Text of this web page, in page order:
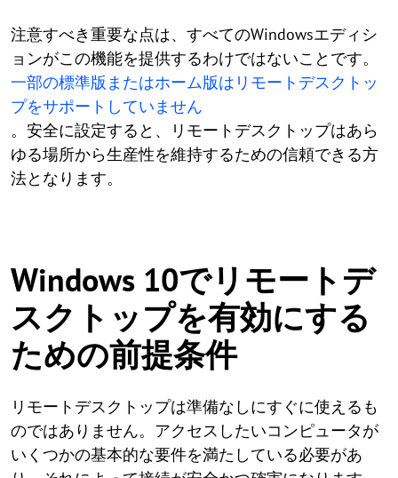
注意すべき重要な点は、すべてのWindowsエディシ
ョンがこの機能を提供するわけではないことです。
一部の標準版またはホーム版はリモートデスクトッ
プをサポートしていません
。安全に設定すると、リモートデスクトップはあら
ゆる場所から生産性を維持するための信頼できる方
法となります。
Windows 10でリモートデ
スクトップを有効にする
ための前提条件
リモートデスクトップは準備なしにすぐに使えるも
のではありません。アクセスしたいコンピュータが
いくつかの基本的な要件を満たしている必要があ